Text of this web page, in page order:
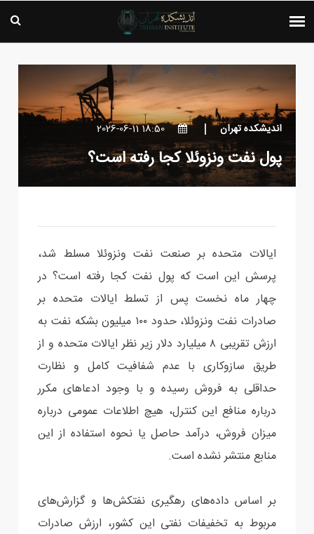
اندیشکده تهران 18:50 2026-06-11
پول نفت ونزوئلا کجا رفته است؟
ایالات متحده بر صنعت نفت ونزوئلا مسلط شد،
پرسش این است که پول نفت کجا رفته است؟ در
چهار ماه نخست پس از تسلط ایالات متحده بر
صادرات نفت ونزوئلا، حدود ۱۰۰ میلیون بشکه نفت به
ارزش تقریبی ۸ میلیارد دلار زیر نظر ایالات متحده و از
طریق سازوکاری با عدم شفافیت کامل و نظارت
حداقلی به فروش رسیده و با وجود ادعاهای مکرر
درباره منافع این کنترل، هیچ اطلاعات عمومی درباره
میزان فروش، درآمد حاصل یا نحوه استفاده از این
منابع منتشر نشده است.
بر اساس داده‌های رهگیری نفتکش‌ها و گزارش‌های
مربوط به تخفیفات نفتی این کشور، ارزش صادرات